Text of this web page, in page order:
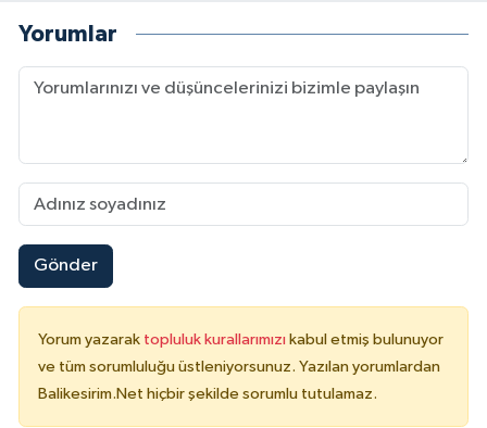
Yorumlar
Gönder
Yorum yazarak topluluk kurallarımızı kabul etmiş bulunuyor
ve tüm sorumluluğu üstleniyorsunuz. Yazılan yorumlardan
Balikesirim.Net hiçbir şekilde sorumlu tutulamaz.